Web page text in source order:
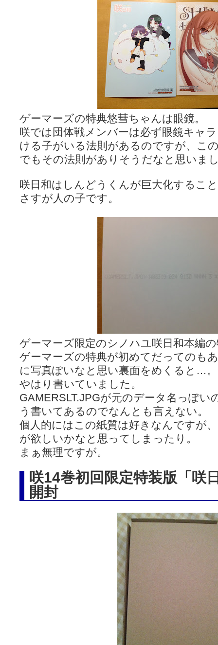
妄言郷 / 咲-Saki- 第129局「契機」感想
咲-Saki-のてきとう考察 - 咲-Saki- / 記事紹介：書け麻に参加でさっ
嶺上かいほー - 咲-saki- / (7/1日分)dreamscapeが更新していました
アニメを見ながらダラダラと就活をする - 咲-saki- / はるたんイェイ
白い物置 / 咲-Saki- Best Album ～Anthology～を買いました
(00:24)
らぎこのだらだら日記帳 - 咲 -saki- / 咲アンテナ杯お疲れ様でした(半
考える凡人 / [咲-Saki-]姉帯豊音の能力考察―暦占という仮説― (04:47)
まいるーむ / よく分かる、有珠山高校！（キャラについてひたすら語
プンスコ！ 野依日和！ - 咲-Saki- / 小蒔「渚のあわあわダブリィレイ
Ethanの色々ゆるじゃん不敗神話 - 咲-Saki- / 哲学的に考えてみる園城
(08:27)
もれ日和 / 一ちゃんのフィギュアと聞いたので (08:30)
読んだらそのままトイレで流して / 【今週の末原ちゃん】咲-Saki-
世紀末麻雀ブログ-じゃんキチ！ / 【咲-saki-】穏乃の良さを俺が「あ
すばらな人生 / 全国編終了！ ところで、すばら先輩はどれくらい出
ハッちゃんの四喜和 - 咲-Saki- / 咲-Saki-全国編 第13話 最終回かぁ
音楽と、人生と、 咲-saki-と。 - 咲-Saki- / こっそり休止、こっそり
花鳥風月 - 咲-Saki- / やえたんイェイ～ (06:09)
電波天文学 - 咲-Saki- / BOOTH (15:19)
Powered by livedoor 相互RSS
ゲーマーズの特典悠彗ちゃんは眼鏡。
咲では団体戦メンバーは必ず眼鏡キャ
ける子がいる法則があるのですが、こ
でもその法則がありそうだなと思いま
咲日和はしんどうくんが巨大化するこ
さすが人の子です。
ゲーマーズ限定のシノハユ咲日和本編
ゲーマーズの特典が初めてだってのも
に写真ぽいなと思い裏面をめくると…。
やはり書いていました。
GAMERSLT.JPGが元のデータ名っぽい
う書いてあるのでなんとも言えない。
個人的にはこの紙質は好きなんですが
が欲しいかなと思ってしまったり。
まぁ無理ですが。
咲14巻初回限定特装版「咲
開封